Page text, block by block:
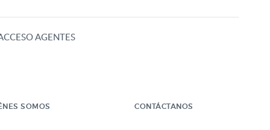
AGENTES
SOMOS CONTÁCTANOS